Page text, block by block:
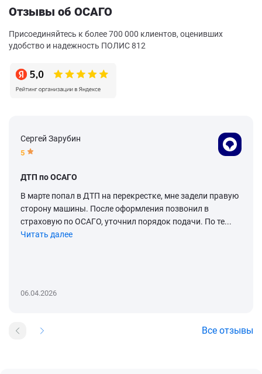
Отзывы об ОСАГО
Присоединяйтесь к более 700 000 клиентов, оценивших
удобство и надежность ПОЛИС 812
Сергей Зарубин
5
ДТП по ОСАГО
В марте попал в ДТП на перекрестке, мне задели правую
сторону машины. После оформления позвонил в
страховую по ОСАГО, уточнил порядок подачи. По те...
Читать далее
06.04.2026
Все отзывы